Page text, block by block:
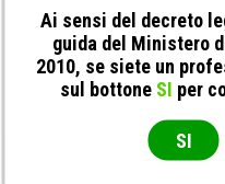
Ai sensi del decreto
guida del Ministero
2010, se siete un
sul bottone SI per
SI